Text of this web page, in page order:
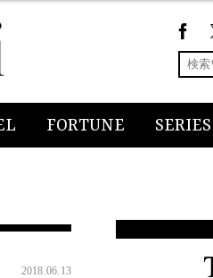
FORTUNE SERIES
2018.06.13